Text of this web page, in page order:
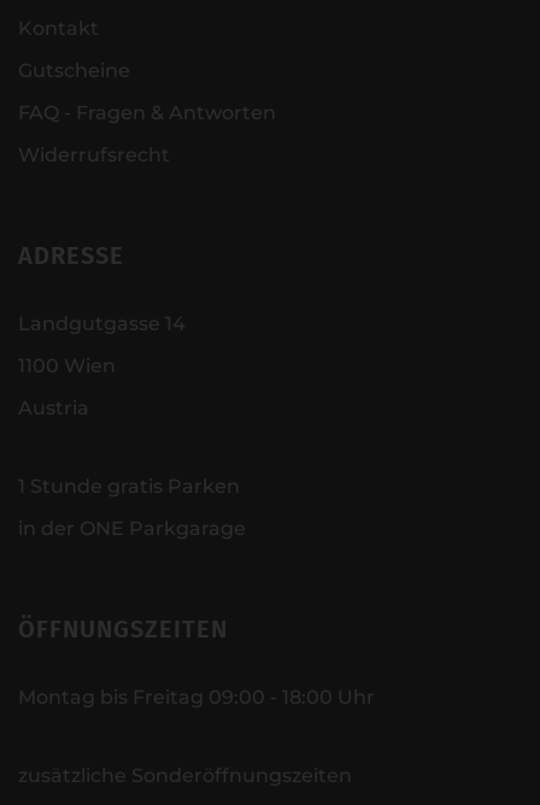
Kontakt
Gutscheine
FAQ - Fragen & Antworten
Widerrufsrecht
ADRESSE
Landgutgasse 14
1100 Wien
Austria
1 Stunde gratis Parken
in der ONE Parkgarage
ÖFFNUNGSZEITEN
Montag bis Freitag 09:00 - 18:00 Uhr
zusätzliche Sonderöffnungszeiten